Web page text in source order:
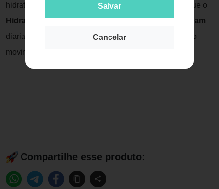
Salvar
Cancelar
hidratação para todo o corpo. MODO DE USAR: Aplique o
Hidratante Corporal Bel Col Aminoderme Body Cream
diariamente após o banho, em todo o corpo, realizando
movimentos circulares até total absorção do produto.
Compartilhe esse produto: